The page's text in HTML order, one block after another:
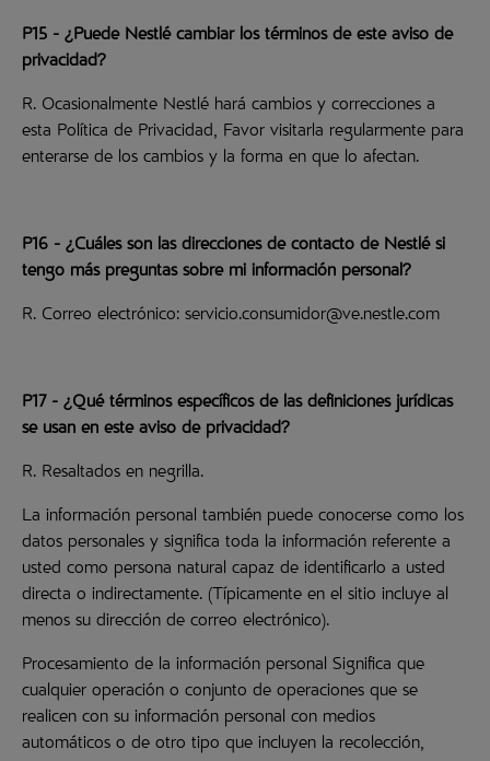
P15 - ¿Puede Nestlé cambiar los términos de este aviso de
privacidad?
R. Ocasionalmente Nestlé hará cambios y correcciones a
esta Política de Privacidad, Favor visitarla regularmente para
enterarse de los cambios y la forma en que lo afectan.
P16 - ¿Cuáles son las direcciones de contacto de Nestlé si
tengo más preguntas sobre mi información personal?
R. Correo electrónico: servicio.consumidor@ve.nestle.com
P17 - ¿Qué términos específicos de las definiciones jurídicas
se usan en este aviso de privacidad?
R. Resaltados en negrilla.
La información personal también puede conocerse como los
datos personales y significa toda la información referente a
usted como persona natural capaz de identificarlo a usted
directa o indirectamente. (Típicamente en el sitio incluye al
menos su dirección de correo electrónico).
Procesamiento de la información personal Significa que
cualquier operación o conjunto de operaciones que se
realicen con su información personal con medios
automáticos o de otro tipo que incluyen la recolección,